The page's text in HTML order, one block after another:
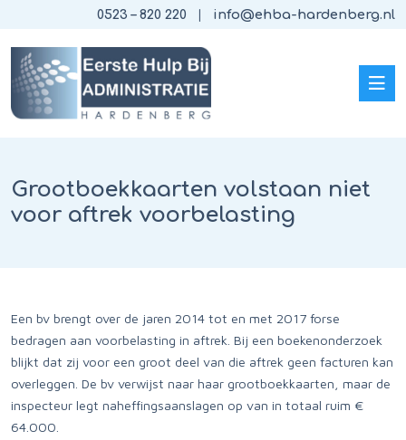
0523 – 820 220 info@ehba-hardenberg.nl
Grootboekkaarten volstaan niet
voor aftrek voorbelasting
Een bv brengt over de jaren 2014 tot en met 2017 forse
bedragen aan voorbelasting in aftrek. Bij een boekenonderzoek
blijkt dat zij voor een groot deel van die aftrek geen facturen kan
overleggen. De bv verwijst naar haar grootboekkaarten, maar de
inspecteur legt naheffingsaanslagen op van in totaal ruim €
64.000.